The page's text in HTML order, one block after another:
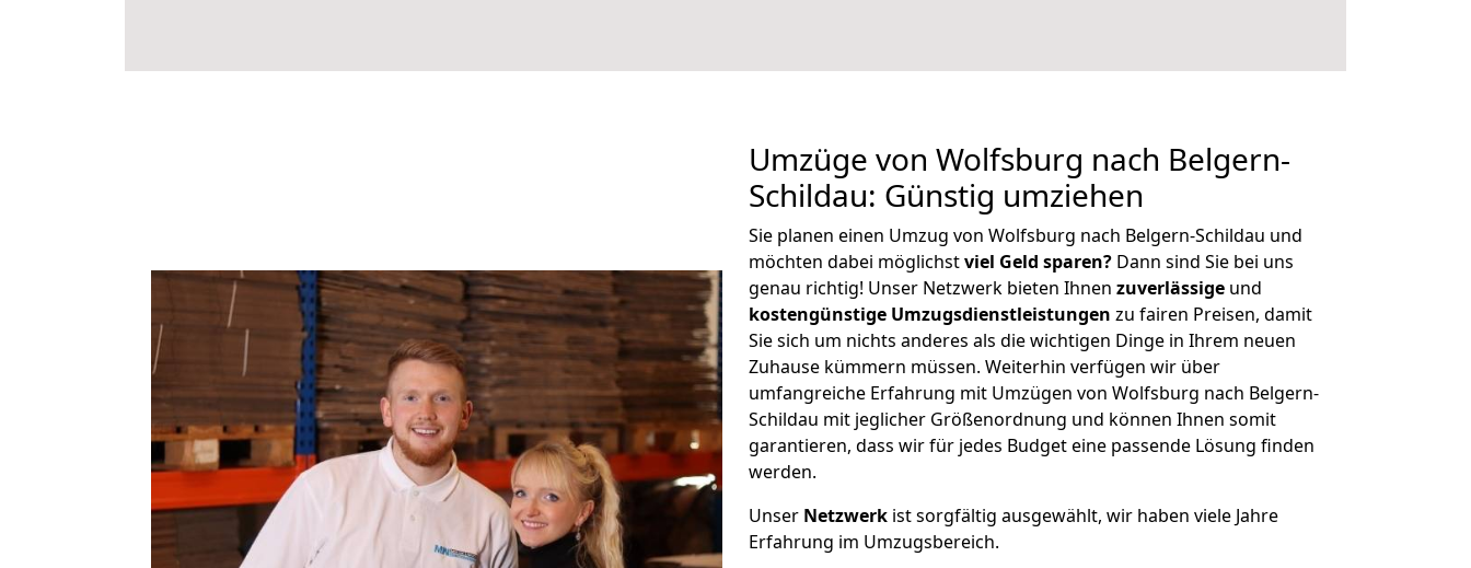
Umzüge von Wolfsburg nach Belgern-
Schildau: Günstig umziehen
Sie planen einen Umzug von Wolfsburg nach Belgern-Schildau und
möchten dabei möglichstviel Geld sparen? Dann sind Sie bei uns
genau richtig! Unser Netzwerk bieten Ihnen zuverlässige und
kostengünstige Umzugsdienstleistungen zu fairen Preisen, damit
Sie sich um nichts anderes als die wichtigen Dinge in Ihrem neuen
Zuhause kümmern müssen. Weiterhin verfügen wir über
umfangreiche Erfahrung mit Umzügen von Wolfsburg nach Belgern-
Schildau mit jeglicher Größenordnung und können Ihnen somit
garantieren, dass wir für jedes Budget eine passende Lösung finden
werden.
Unser Netzwerk ist sorgfältig ausgewählt, wir haben viele Jahre
Erfahrung im Umzugsbereich.